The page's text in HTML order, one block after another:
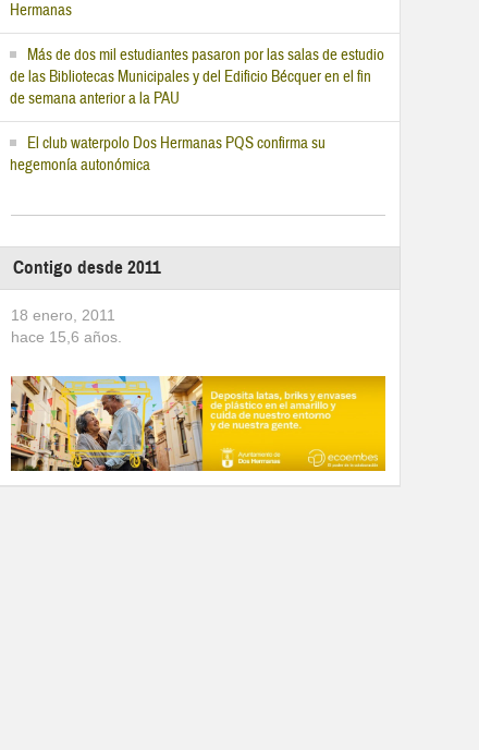
Hermanas
Más de dos mil estudiantes pasaron por las salas de estudio
de las Bibliotecas Municipales y del Edificio Bécquer en el fin
de semana anterior a la PAU
El club waterpolo Dos Hermanas PQS confirma su
hegemonía autonómica
Contigo desde 2011
18 enero, 2011
hace 15,6 años.